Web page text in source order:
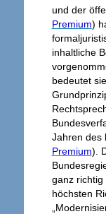
und der
Premium)
inhaltliche
bedeutet
Jahren des
Premium).
ganz richtig
höchsten